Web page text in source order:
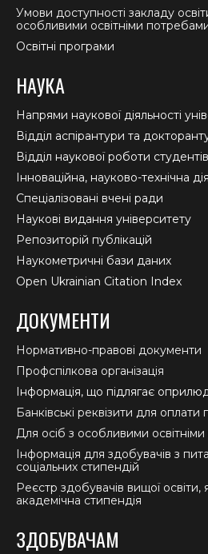
Умови доступності закладу
особливими освітніми
Освітні програми
НАУКА
Напрями наукової діяльності
Відділ аспірантури та
Відділ наукової роботи студентів
Інноваційна, науково-технічна
Спеціалізовані вчені ради
Наукові видання університету
Репозиторій публікацій
Наукометричні бази даних
Open Ukrainian Citation Index
ДОКУМЕНТИ
Нормативно-правові документи
Профспілкова організація
Інформація, що підлягає
Банківські реквізити для оплати
Для осіб з особливими
Інформація для здобувачів з
соціальних стипендій
Реєстр здобувачів вищої
академічна стипендія
ЗДОБУВАЧАМ